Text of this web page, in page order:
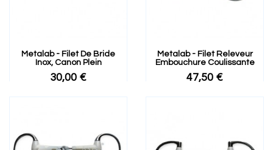
Metalab - Filet De Bride
Inox, Canon Plein
30,00 €
Metalab - Filet Releveur
Embouchure Coulissante
47,50 €